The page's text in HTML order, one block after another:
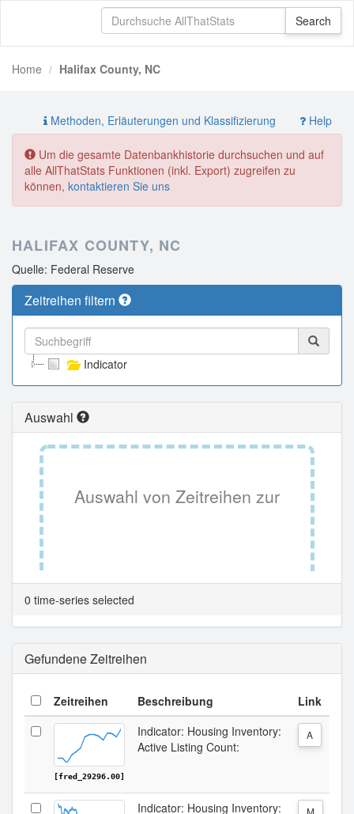
Home Halifax County, NC
Methoden, Erläuterungen und Klassifizierung Help
Um die gesamte Datenbankhistorie durchsuchen und auf
alle AllThatStats Funktionen (inkl. Export) zugreifen zu
können, kontaktieren Sie uns
HALIFAX COUNTY, NC
Quelle: Federal Reserve
Zeitreihen filtern
Indicator
Auswahl
Auswahl von Zeitreihen zur
Tabellenansicht.
0 time-series selected
Gefundene Zeitreihen
Zeitreihen Beschreibung Link
[fred_29296.00]
Indicator: Housing Inventory:
Active Listing Count:
A
Indicator: Housing Inventory:
M